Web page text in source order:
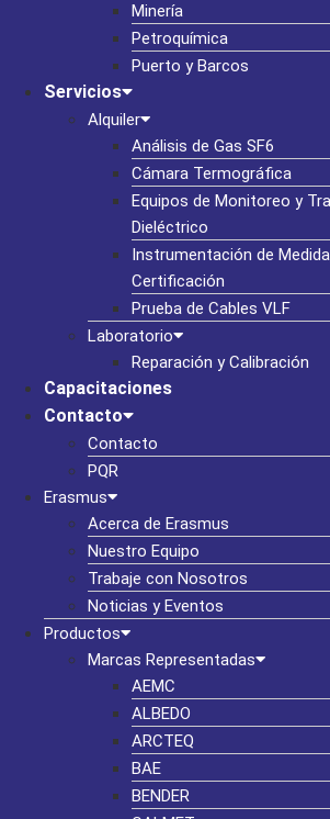
Minería
Petroquímica
Puerto y Barcos
Servicios
Alquiler
Análisis de Gas SF6
Cámara Termográfica
Equipos de Monitoreo y
Dieléctrico
Instrumentación de
Certificación
Prueba de Cables VLF
Laboratorio
Reparación y Calibración
Capacitaciones
Contacto
Contacto
PQR
Erasmus
Acerca de Erasmus
Nuestro Equipo
Trabaje con Nosotros
Noticias y Eventos
Productos
Marcas Representadas
AEMC
ALBEDO
ARCTEQ
BAE
BENDER